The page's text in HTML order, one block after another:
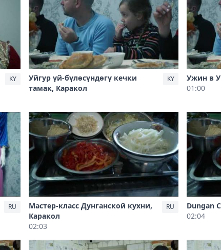
KY
Уйгур үй-бүлөсүндөгү кечки
тамак, Каракол
KY
Ужин в
01:00
RU
Мастер-класс Дунганской кухни,
Каракол
02:03
RU
Dungan
02:04